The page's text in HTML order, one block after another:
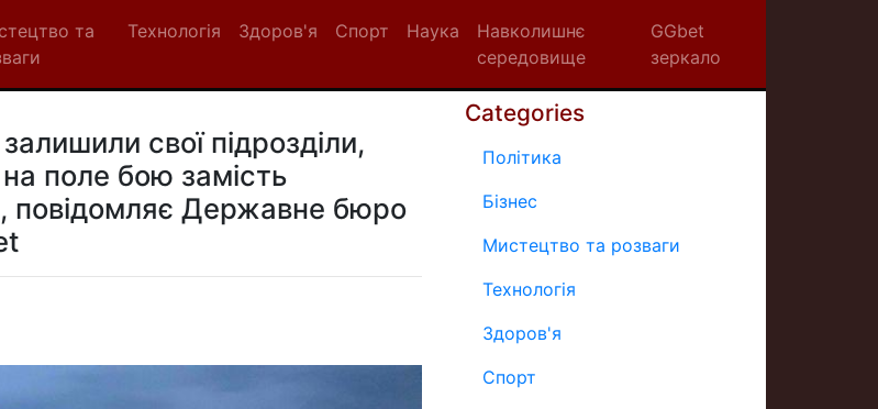
та
Технологія Здоров'я Спорт Наука
Навколишнє
середовище
GGbet
зеркало
свої підрозділи,
поле бою замість
повідомляє Державне бюро
Categories
Політика
Бізнес
Мистецтво та розваги
Технологія
Здоров'я
Спорт